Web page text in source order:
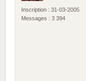
Inscription : 31-03-2005
Messages : 3 394